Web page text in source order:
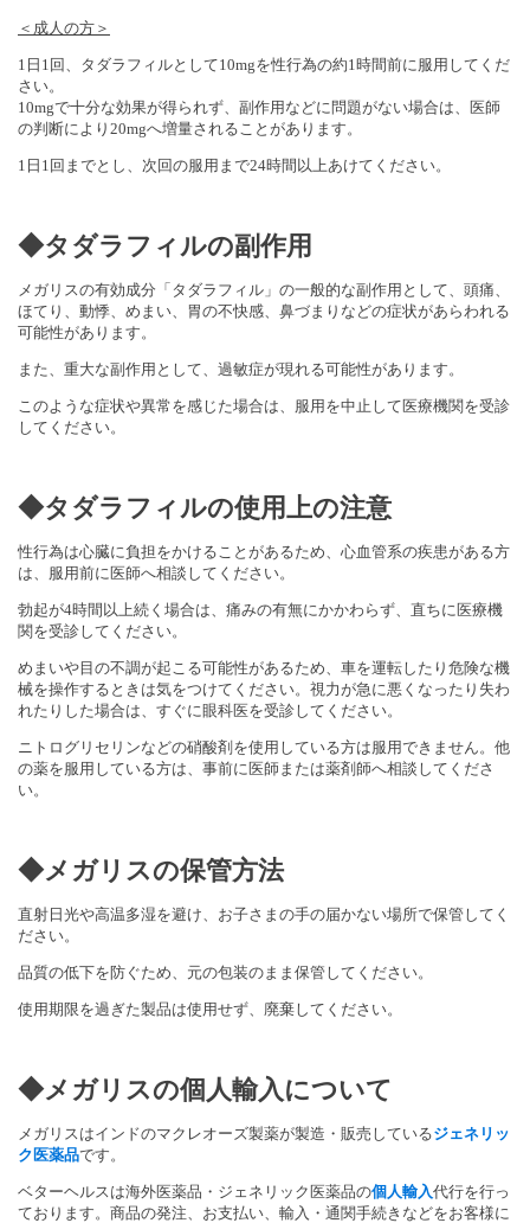
＜成人の方＞
1日1回、タダラフィルとして10mgを性行為の約1時間前に服用してくだ
さい。
10mgで十分な効果が得られず、副作用などに問題がない場合は、医師
の判断により20mgへ増量されることがあります。
1日1回までとし、次回の服用まで24時間以上あけてください。
◆タダラフィルの副作用
メガリスの有効成分「タダラフィル」の一般的な副作用として、頭痛、
ほてり、動悸、めまい、胃の不快感、鼻づまりなどの症状があらわれる
可能性があります。
また、重大な副作用として、過敏症が現れる可能性があります。
このような症状や異常を感じた場合は、服用を中止して医療機関を受診
してください。
◆タダラフィルの使用上の注意
性行為は心臓に負担をかけることがあるため、心血管系の疾患がある方
は、服用前に医師へ相談してください。
勃起が4時間以上続く場合は、痛みの有無にかかわらず、直ちに医療機
関を受診してください。
めまいや目の不調が起こる可能性があるため、車を運転したり危険な機
械を操作するときは気をつけてください。視力が急に悪くなったり失わ
れたりした場合は、すぐに眼科医を受診してください。
ニトログリセリンなどの硝酸剤を使用している方は服用できません。他
の薬を服用している方は、事前に医師または薬剤師へ相談してくださ
い。
◆メガリスの保管方法
直射日光や高温多湿を避け、お子さまの手の届かない場所で保管してく
ださい。
品質の低下を防ぐため、元の包装のまま保管してください。
使用期限を過ぎた製品は使用せず、廃棄してください。
◆メガリスの個人輸入について
メガリスはインドのマクレオーズ製薬が製造・販売しているジェネリッ
ク医薬品です。
ベターヘルスは海外医薬品・ジェネリック医薬品の個人輸入代行を行っ
ております。商品の発注、お支払い、輸入・通関手続きなどをお客様に